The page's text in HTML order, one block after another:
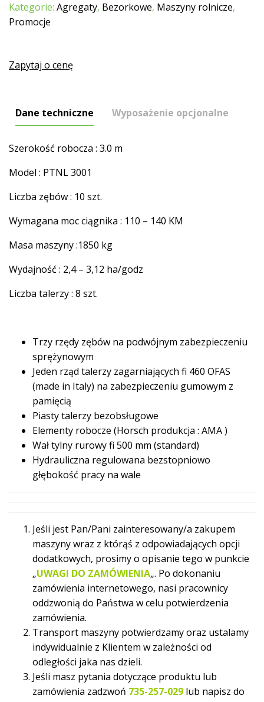
Kategorie: Agregaty, Bezorkowe, Maszyny rolnicze,
Promocje
Zapytaj o cenę
Dane techniczne Wyposażenie opcjonalne
Szerokość robocza : 3.0 m
Model : PTNL 3001
Liczba zębów : 10 szt.
Wymagana moc ciągnika : 110 – 140 KM
Masa maszyny :1850 kg
Wydajność : 2,4 – 3,12 ha/godz
Liczba talerzy : 8 szt.
Trzy rzędy zębów na podwójnym zabezpieczeniu
sprężynowym
Jeden rząd talerzy zagarniających fi 460 OFAS
(made in Italy) na zabezpieczeniu gumowym z
pamięcią
Piasty talerzy bezobsługowe
Elementy robocze (Horsch produkcja : AMA )
Wał tylny rurowy fi 500 mm (standard)
Hydrauliczna regulowana bezstopniowo
głębokość pracy na wale
Jeśli jest Pan/Pani zainteresowany/a zakupem
maszyny wraz z którąś z odpowiadających opcji
dodatkowych, prosimy o opisanie tego w punkcie
„UWAGI DO ZAMÓWIENIA„. Po dokonaniu
zamówienia internetowego, nasi pracownicy
oddzwonią do Państwa w celu potwierdzenia
zamówienia.
Transport maszyny potwierdzamy oraz ustalamy
indywidualnie z Klientem w zależności od
odległości jaka nas dzieli.
Jeśli masz pytania dotyczące produktu lub
zamówienia zadzwoń 735-257-029 lub napisz do